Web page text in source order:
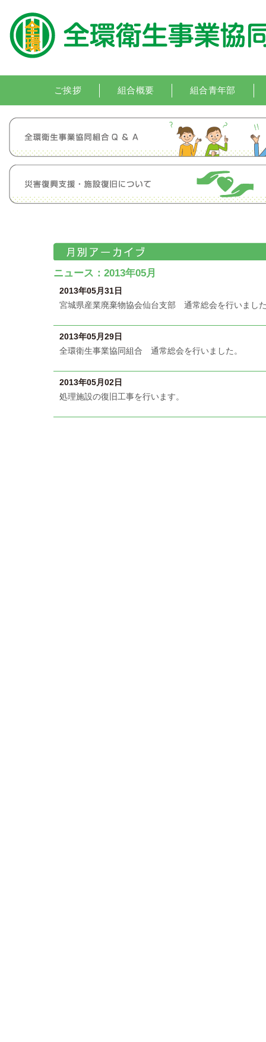
ご挨拶 組合概要 組合青年部
ニュース：2013年05月
2013年05月31日
宮城県産業廃棄物協会仙台支部 通常総会を行いまし
2013年05月29日
全環衛生事業協同組合 通常総会を行いました。
2013年05月02日
処理施設の復旧工事を行います。